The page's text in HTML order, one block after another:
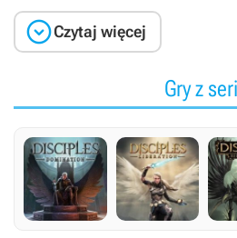
Czytaj więcej
Gry z